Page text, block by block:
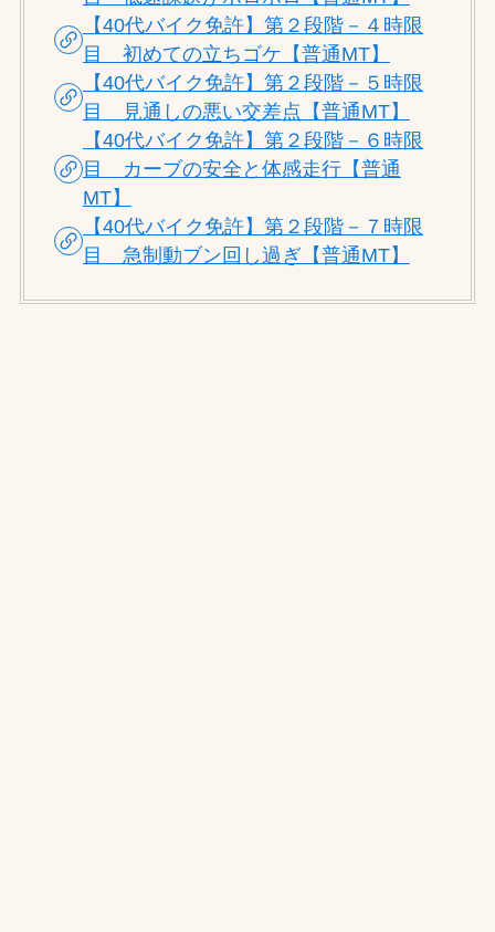
【40代バイク免許】第２段階－４時限
目 初めての立ちゴケ【普通MT】
【40代バイク免許】第２段階－５時限
目 見通しの悪い交差点【普通MT】
【40代バイク免許】第２段階－６時限
目 カーブの安全と体感走行【普通
MT】
【40代バイク免許】第２段階－７時限
目 急制動ブン回し過ぎ【普通MT】